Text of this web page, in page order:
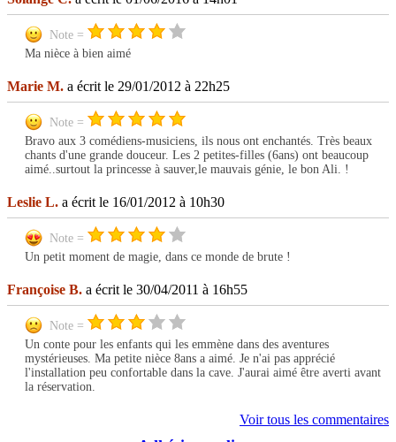
Note =
Ma nièce à bien aimé
Marie M. a écrit le 29/01/2012 à 22h25
Note =
Bravo aux 3 comédiens-musiciens, ils nous ont enchantés. Très beaux
chants d'une grande douceur. Les 2 petites-filles (6ans) ont beaucoup
aimé..surtout la princesse à sauver,le mauvais génie, le bon Ali. !
Leslie L. a écrit le 16/01/2012 à 10h30
Note =
Un petit moment de magie, dans ce monde de brute !
Françoise B. a écrit le 30/04/2011 à 16h55
Note =
Un conte pour les enfants qui les emmène dans des aventures
mystérieuses. Ma petite nièce 8ans a aimé. Je n'ai pas apprécié
l'installation peu confortable dans la cave. J'aurai aimé être averti avant
la réservation.
Voir tous les commentaires